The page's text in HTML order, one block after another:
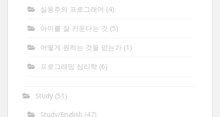
실용주의 프로그래머 (4)
아이를 잘 키운다는 것 (5)
어떻게 원하는 것을 얻는가 (1)
프로그래밍 심리학 (6)
Study (51)
Study/English (47)